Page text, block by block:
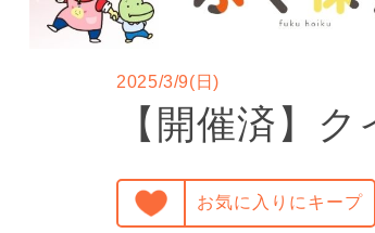
2025/3/9(日)
【開催済】
お気に入りにキープ